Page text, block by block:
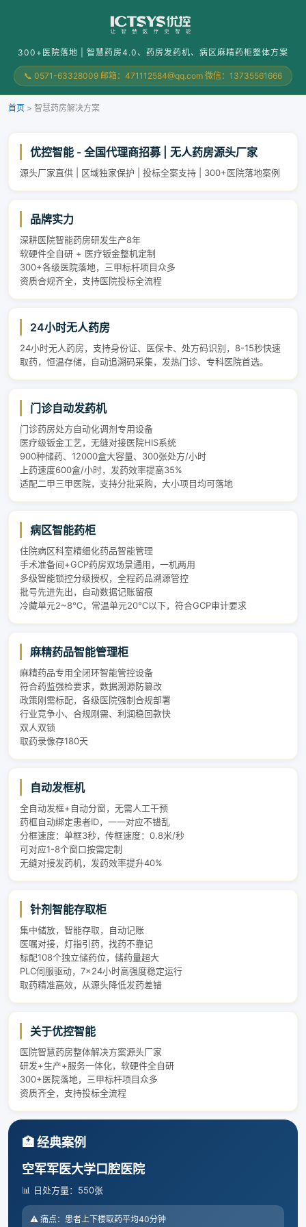
300+医院落地 | 智慧药房4.0、药房发药机、病区麻精药柜整体方案
📞 0571-63328009 邮箱：471112584@qq.com 微信：13735561666
首页 > 智慧药房解决方案
优控智能 - 全国代理商招募 | 无人药房源头厂家
源头厂家直供 | 区域独家保护 | 投标全案支持 | 300+医院落地案例
品牌实力
深耕医院智能药房研发生产8年
软硬件全自研 + 医疗钣金整机定制
300+各级医院落地，三甲标杆项目众多
资质合规齐全，支持医院投标全流程
24小时无人药房
24小时无人药房，支持身份证、医保卡、处方码识别，8-15秒快速
取药，恒温存储，自动追溯码采集，发热门诊、专科医院首选。
门诊自动发药机
门诊药房处方自动化调剂专用设备
医疗级钣金工艺，无缝对接医院HIS系统
900种储药、12000盒大容量、300张处方/小时
上药速度600盒/小时，发药效率提高35%
适配二甲三甲医院，支持分批采购，大小项目均可落地
病区智能药柜
住院病区科室精细化药品智能管理
手术准备间+GCP药房双场景通用，一机两用
多级智能锁控分级授权，全程药品溯源管控
批号先进先出，自动数据记账留痕
冷藏单元2~8℃，常温单元20℃以下，符合GCP审计要求
麻精药品智能管理柜
麻精药品专用全闭环智能管控设备
符合药监强检要求，数据溯源防篡改
政策刚需标配，各级医院强制合规部署
行业竞争小、合规刚需、利润稳回款快
双人双锁
取药录像存180天
自动发框机
全自动发框+自动分窗，无需人工干预
药框自动绑定患者ID，一一对应不错乱
分框速度：单框3秒，传框速度：0.8米/秒
可对应1-8个窗口按需定制
无缝对接发药机，发药效率提升40%
针剂智能存取柜
集中储放，智能存取，自动记账
医嘱对接，灯指引药，找药不靠记
标配108个独立储药位，储药量超大
PLC伺服驱动，7×24小时高强度稳定运行
取药精准高效，从源头降低发药差错
关于优控智能
医院智慧药房整体解决方案源头厂家
研发+生产+服务一体化，软硬件全自研
300+医院落地，三甲标杆项目众多
资质齐全，支持投标全流程
🏥 经典案例
空军军医大学口腔医院
📊 日处方量：550张
⚠️ 痛点：患者上下楼取药平均40分钟